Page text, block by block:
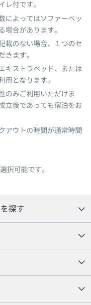
レ付です。
によってはソファーベッ
場合があります。
載のない場合、１つのセ
きます。
キストラベッド、または
用となります。
のみご利用いただけま
立後であっても宿泊をお
アウトの時間が通常時間
択可能です。
探す